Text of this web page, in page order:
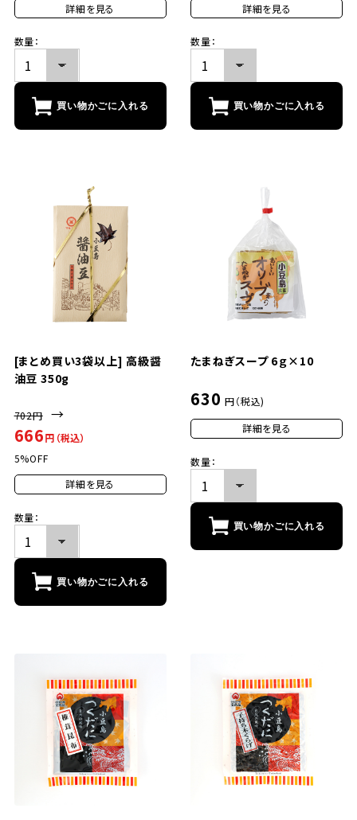
詳細を見る
数量：
買い物かごに入れる
詳細を見る
数量：
買い物かごに入れる
[まとめ買い3袋以上] 高級醤
油豆 350g
702円 →
666円（税込）
5%OFF
詳細を見る
数量：
買い物かごに入れる
たまねぎスープ 6ｇ×10
630 円（税込)
詳細を見る
数量：
買い物かごに入れる